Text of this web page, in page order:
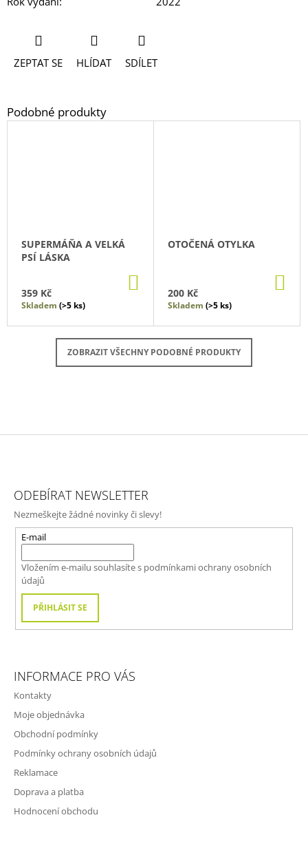
ZEPTAT SE HLÍDAT SDÍLET
SUPERMÁŇA A VELKÁ
PSÍ LÁSKA
359 Kč KOŠÍKU
Skladem (>5 ks)
OTOČENÁ OTYLKA
200 Kč
Skladem (>5 ks)
ZOBRAZIT VŠECHNY PODOBNÉ PRODUKTY
ODEBÍRAT NEWSLETTER
Nezmeškejte žádné novinky či slevy!
E-mail
Vložením e-mailu souhlasíte s podmínkami ochrany osobních
údajů
PŘIHLÁSIT SE
INFORMACE PRO VÁS
Kontakty
Moje objednávka
Obchodní podmínky
Podmínky ochrany osobních údajů
Reklamace
Doprava a platba
Hodnocení obchodu